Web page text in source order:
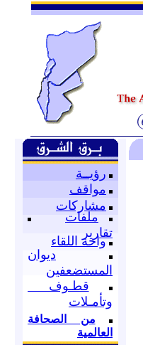
رؤيــة
مواقف
مشاركات
ملفات
تقارير
واحة اللقاء
ديوان
المستضعفين
قطـوف
وتأمـلات
من الصحافة
العالمية